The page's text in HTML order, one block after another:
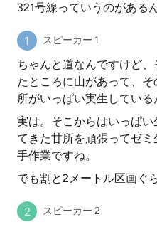
321号線っていうのがある
スピーカー 1
ちゃんと道なんですけど
たところに山があって、
所がいっぱい実生している
実は。そこからはいっぱ
てきた甘所を頑張ってゼ
手作業ですね。
でも割と2メートル区画ぐら
スピーカー 2